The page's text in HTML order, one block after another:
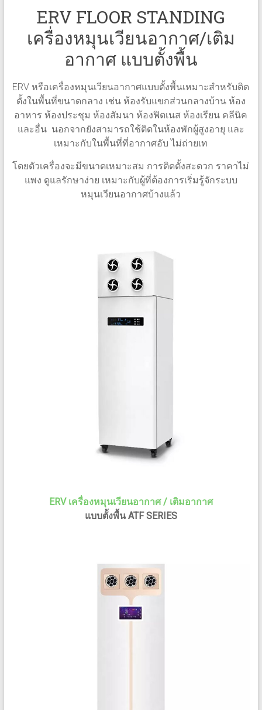
ERV FLOOR STANDING
เครื่องหมุนเวียนอากาศ/เติม
อากาศ แบบตั้งพื้น
ERV หรือเครื่องหมุนเวียนอากาศแบบตั้งพื้นเหมาะสำหรับติด
ตั้งในพื้นที่ขนาดกลาง เช่น ห้องรับแขกส่วนกลางบ้าน ห้อง
อาหาร ห้องประชุม ห้องสัมนา ห้องฟิตเนส ห้องเรียน คลีนิค
และอื่น นอกจากยังสามารถใช้ติดในห้องพักผู้สูงอายุ และ
เหมาะกับในพื้นที่ที่อากาศอับ ไม่ถ่ายเท
โดยตัวเครื่องจะมีขนาดเหมาะสม การติดตั้งสะดวก ราคาไม่
แพง ดูแลรักษาง่าย เหมาะกับผู้ที่ต้องการเริ่มรู้จักระบบ
หมุนเวียนอากาศบ้างแล้ว
ERV เครื่องหมุนเวียนอากาศ / เติมอากาศ
แบบตั้งพื้น ATF SERIES